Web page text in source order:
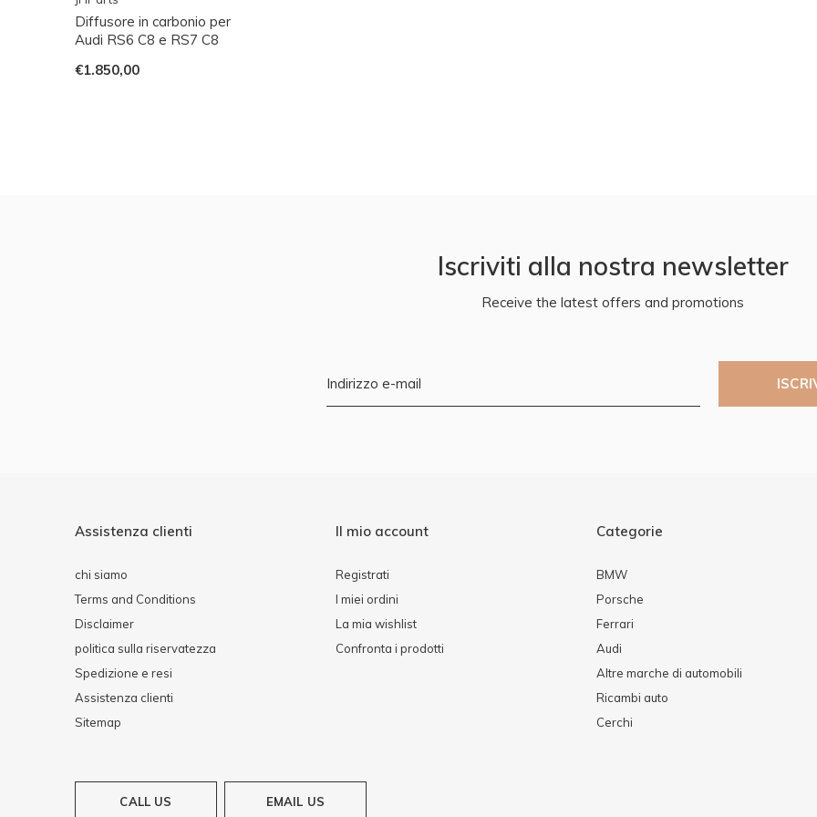
Diffusore in carbonio per
Audi RS6 C8 e RS7 C8
€1.850,00
Iscriviti alla nostra newsletter
Receive the latest offers and promotions
Assistenza clienti
chi siamo
Terms and Conditions
Disclaimer
politica sulla riservatezza
Spedizione e resi
Assistenza clienti
Sitemap
Il mio account
Registrati
I miei ordini
La mia wishlist
Confronta i prodotti
Categorie
BMW
Porsche
Ferrari
Audi
Altre marche di automobili
Ricambi auto
Cerchi
CALL US EMAIL US